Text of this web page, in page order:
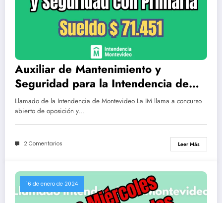
Auxiliar de Mantenimiento y
Seguridad para la Intendencia de
Montevideo (Sueldo $ 71.451)
Llamado de la Intendencia de Montevideo La IM llama a concurso
abierto de oposición y…
2 Comentarios Leer Más
16 de enero de 2024